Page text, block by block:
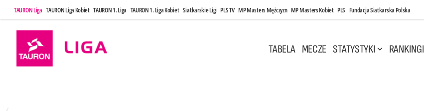
TAURON Liga TAURON Liga Kobiet TAURON 1. Liga TAURON 1. Liga Kobiet Siatkarskie Ligi PLS TV MP Masters Mężczyzn MP Masters Kobiet PLS Fundacja Siatkarska Polska
TABELA MECZE STATYSTYKI RANKINGI